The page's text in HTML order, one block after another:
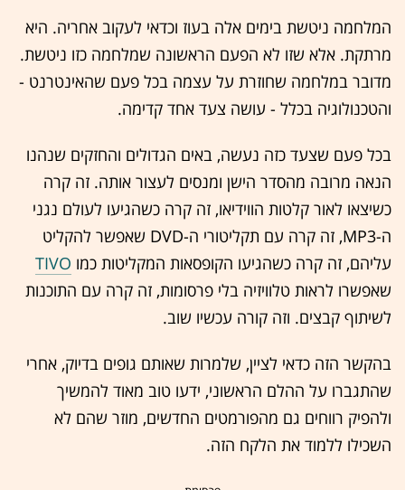
המלחמה ניטשת בימים אלה בעוז וכדאי לעקוב אחריה. היא
מרתקת. אלא שזו לא הפעם הראשונה שמלחמה כזו ניטשת.
מדובר במלחמה שחוזרת על עצמה בכל פעם שהאינטרנט -
והטכנולוגיה בכלל - עושה צעד אחד קדימה.
בכל פעם שצעד כזה נעשה, באים הגדולים והחזקים שנהנו
הנאה מרובה מהסדר הישן ומנסים לעצור אותה. זה קרה
כשיצאו לאור קלטות הווידיאו, זה קרה כשהגיעו לעולם נגני
ה-MP3, זה קרה עם תקליטורי ה-DVD שאפשר להקליט
עליהם, זה קרה כשהגיעו הקופסאות המקליטות כמו TIVO
שאפשרו לראות טלוויזיה בלי פרסומות, זה קרה עם התוכנות
לשיתוף קבצים. וזה קורה עכשיו שוב.
בהקשר הזה כדאי לציין, שלמרות שאותם גופים בדיוק, אחרי
שהתגברו על ההלם הראשוני, ידעו טוב מאוד להמשיך
ולהפיק רווחים גם מהפורמטים החדשים, מוזר שהם לא
השכילו ללמוד את הלקח הזה.